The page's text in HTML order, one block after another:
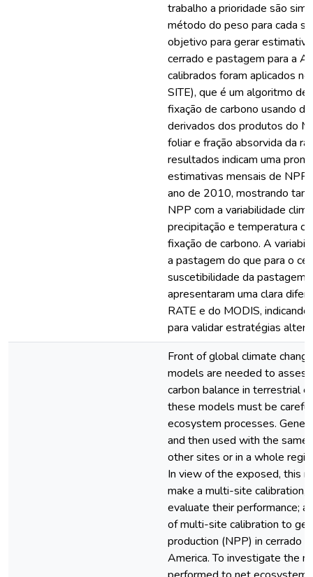
trabalho a prioridade são
método do peso para cada
objetivo para gerar
cerrado e pastagem para a
calibrados foram aplicados
SITE), que é um algoritmo
fixação de carbono usando
derivados dos produtos do
foliar e fração absorvida da
resultados indicam uma
estimativas mensais de NPP
ano de 2010, mostrando
NPP com a variabilidade
precipitação e temperatura
fixação de carbono. A
a pastagem do que para o
suscetibilidade da pastagem
apresentaram uma clara
RATE e do MODIS,
para validar estratégias
Front of global climate
models are needed to
carbon balance in terrestrial
these models must be
ecosystem processes.
and then used with the
other sites or in a whole
In view of the exposed, this
make a multi-site calibration,
evaluate their performance;
of multi-site calibration to
production (NPP) in cerrado
America. To investigate the